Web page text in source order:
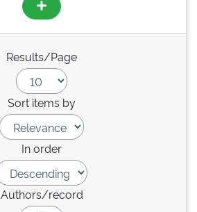
Results/Page
Sort items by
In order
Authors/record